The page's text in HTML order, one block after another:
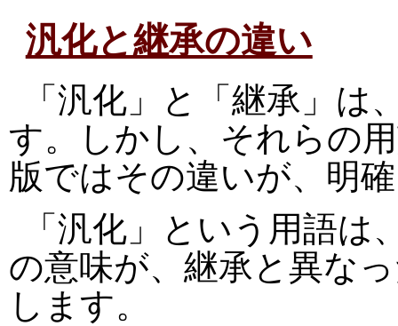
汎化と継承の違い
「汎化」と「継承」
す。しかし、それらの
版ではその違いが、明
「汎化」という用語
の意味が、継承と異な
します。